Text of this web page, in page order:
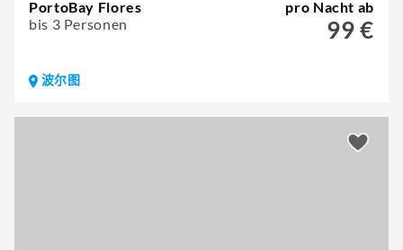
PortoBay Flores
bis 3 Personen
pro Nacht ab
99 €
波尔图